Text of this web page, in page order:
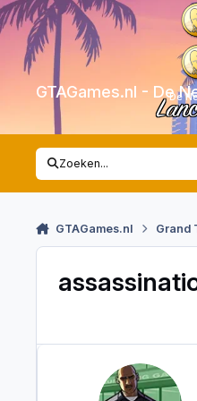
Skip to content
GTAGames.nl - De
De
Zoeken...
GTAGames.nl Grand